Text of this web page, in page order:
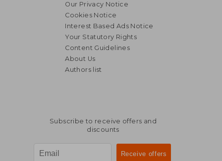
Our Privacy Notice
Cookies Notice
Interest Based Ads Notice
Your Statutory Rights
Content Guidelines
About Us
Authors list
Subscribe to receive offers and
discounts